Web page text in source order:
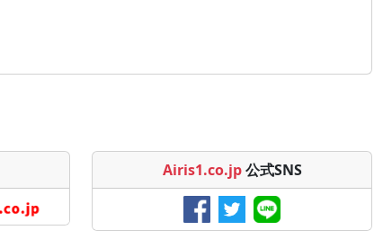
Airis1.co.jp 公式SNS